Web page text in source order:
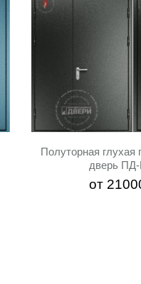
Полуторная глухая
дверь
от